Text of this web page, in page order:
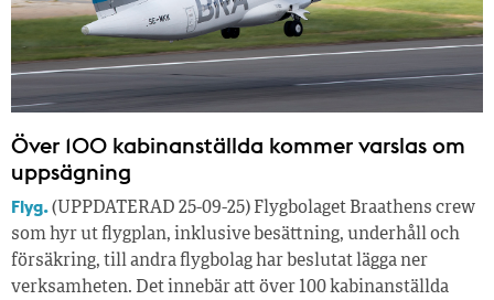
Över 100 kabinanställda kommer varslas om
uppsägning
Flyg.(UPPDATERAD 25-09-25) Flygbolaget Braathens crew
som hyr ut flygplan, inklusive besättning, underhåll och
försäkring, till andra flygbolag har beslutat lägga ner
verksamheten. Det innebär att över 100 kabinanställda